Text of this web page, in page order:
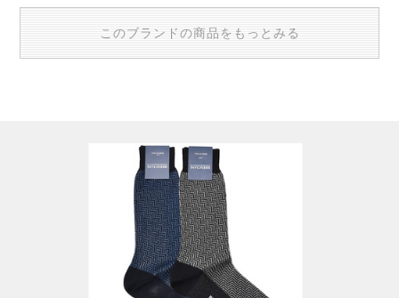
このブランドの商品をもっとみる